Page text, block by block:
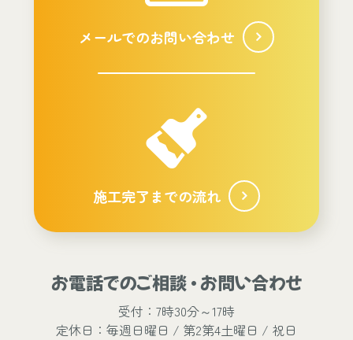
メールでのお問い合わせ
施工完了までの流れ
お電話でのご相談 ・ お問い合わせ
受付：7時30分～17時
定休日：毎週日曜日 / 第2第4土曜日 / 祝日